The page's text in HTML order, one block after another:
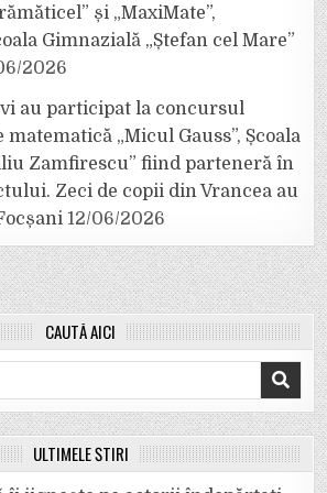
și „MaxiMate”,
Gimnazială „Ștefan cel Mare”
2026
au participat la concursul
„Micul Gauss”, Școala
Zamfirescu” fiind parteneră în
Zeci de copii din Vrancea au
12/06/2026
CAUTĂ AICI
ULTIMELE ȘTIRI